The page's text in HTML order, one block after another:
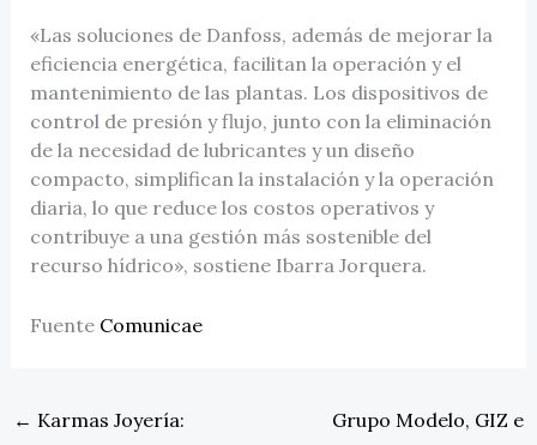
«Las soluciones de Danfoss, además de mejorar la
eficiencia energética, facilitan la operación y el
mantenimiento de las plantas. Los dispositivos de
control de presión y flujo, junto con la eliminación
de la necesidad de lubricantes y un diseño
compacto, simplifican la instalación y la operación
diaria, lo que reduce los costos operativos y
contribuye a una gestión más sostenible del
recurso hídrico», sostiene Ibarra Jorquera.
Fuente Comunicae
← Karmas Joyería:
Grupo Modelo, GIZ e